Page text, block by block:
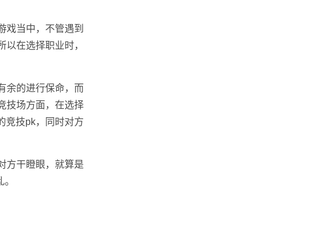
戏当中，不管遇到
在选择职业时，
余的进行保命，而
技场方面，在选择
竞技pk，同时对方
方干瞪眼，就算是